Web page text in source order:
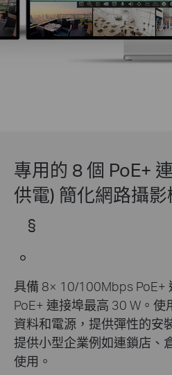
專用的 8 個 PoE+
供電) 簡化網路攝
§
。
具備 8× 10/100Mbps PoE+
PoE+ 連接埠最高 30 W。
資料和電源，提供彈性的安
提供小型企業例如連鎖店、
使用。